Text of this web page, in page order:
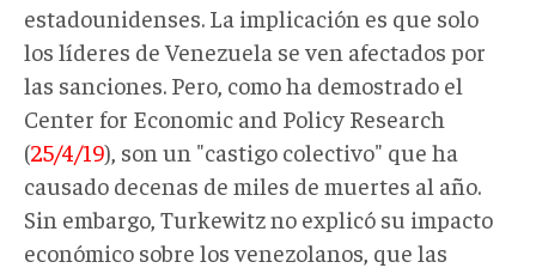
estadounidenses. La implicación es que solo
los líderes de Venezuela se ven afectados por
las sanciones. Pero, como ha demostrado el
Center for Economic and Policy Research
(25/4/19), son un "castigo colectivo" que ha
causado decenas de miles de muertes al año.
Sin embargo, Turkewitz no explicó su impacto
económico sobre los venezolanos, que las